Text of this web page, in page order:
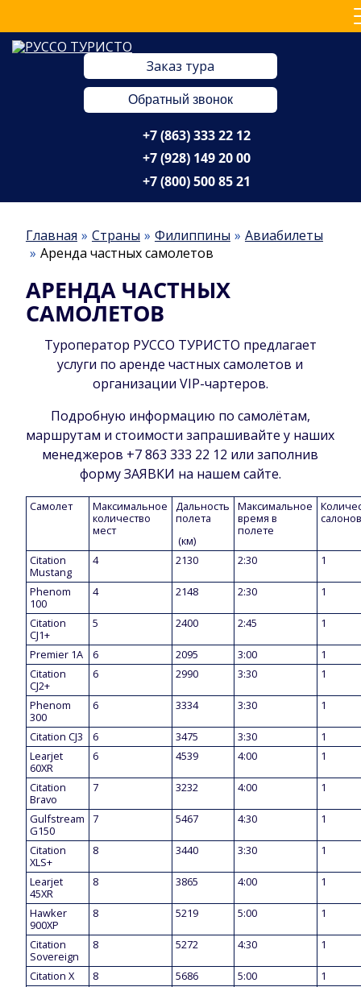
Заказ тура
Обратный звонок
+7 (863) 333 22 12
+7 (928) 149 20 00
+7 (800) 500 85 21
Главная Страны Филиппины
Авиабилеты
Аренда частных самолетов
АРЕНДА ЧАСТНЫХ
САМОЛЕТОВ
Туроператор РУССО ТУРИСТО предлагает
услуги по аренде частных самолетов и
организации VIP-чартеров.
Подробную информацию по самолётам,
маршрутам и стоимости запрашивайте у наших
менеджеров +7 863 333 22 12 или заполнив
форму ЗАЯВКИ на нашем сайте.
Самолет
Максимальное
количество
мест
Дальность
полета
(км)
Maксимальное
время в
полете
Citation
Mustang
4 2130 2:30 1
Phenom
100
4 2148 2:30 1
Citation
CJ1+
5 2400 2:45 1
Premier 1A 6 2095 3:00
1
Citation
CJ2+
6 2990 3:30 1
Phenom
300
6 3334 3:30 1
Citation CJ3 6 3475 3:30
1
Learjet
60XR
6 4539 4:00 1
Citation
Bravo
7 3232 4:00 1
Gulfstream
G150
7 5467 4:30 1
Citation
XLS+
8 3440 3:30 1
Learjet
45XR
8 3865 4:00 1
Hawker
900XP
8 5219 5:00 1
Citation
Sovereign
8 5272 4:30 1
Citation X 8 5686 5:00
1